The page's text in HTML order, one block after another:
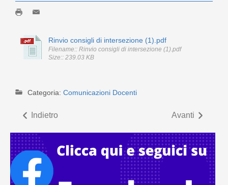
Rinvio consigli di intersezione (1).pdf
Filename:: Rinvio consigli di intersezione (1).pdf
Size:: 239.03 KB
Categoria: Comunicazioni Docenti
Indietro Avanti